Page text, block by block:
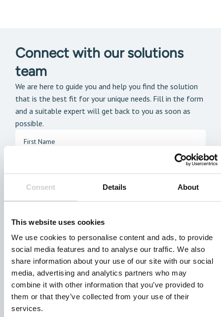
Consent Details About
This website uses cookies
We use cookies to personalise content and ads, to provide
social media features and to analyse our traffic. We also
share information about your use of our site with our social
media, advertising and analytics partners who may
combine it with other information that you’ve provided to
them or that they’ve collected from your use of their
services.
Connect with our solutions
team
We are here to guide you and help you find the solution
that is the best fit for your unique needs. Fill in the form
and a suitable expert will get back to you as soon as
possible.